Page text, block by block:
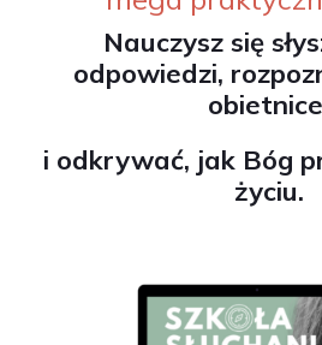
Nauczysz się
odpowiedzi,
obietnice
i odkrywać, jak Bóg
życiu.